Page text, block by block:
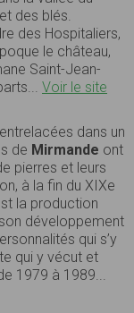
des blés.
des Hospitaliers,
le château,
Saint-Jean-
Voir le site
dans un
de Mirmande ont
pierres et leurs
à la fin du XIXe
la production
développement
qui s’y
qui y vécut et
1979 à 1989...